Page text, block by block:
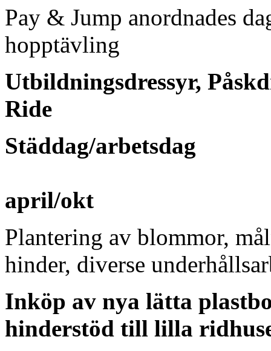
Pay & Jump anordnades
hopptävling
Utbildningsdressyr,
Ride
Städdag/arbetsdag
april/okt
Plantering av blommor,
hinder, diverse
Inköp av nya lätta
hinderstöd till lilla